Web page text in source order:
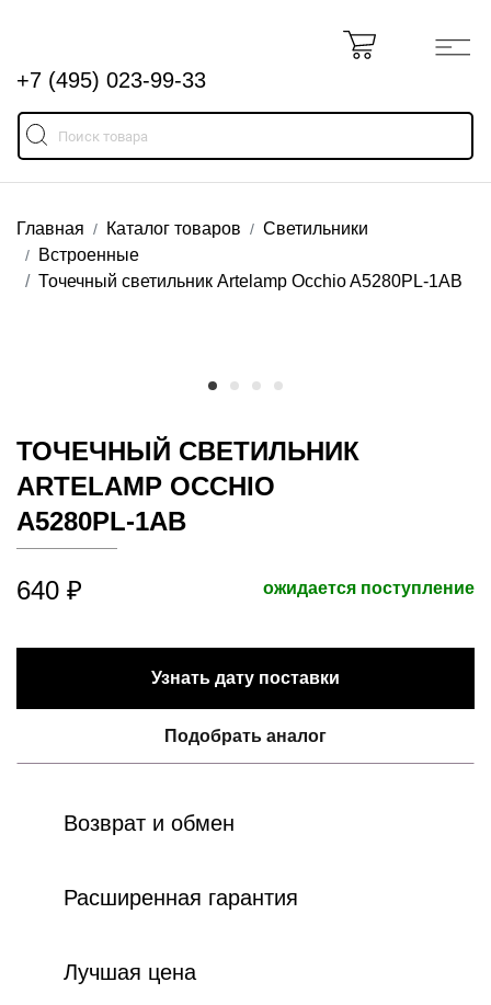
+7 (495) 023-99-33
Главная Каталог товаров
Светильники
Встроенные
Точечный светильник Artelamp Occhio A5280PL-1AB
ТОЧЕЧНЫЙ СВЕТИЛЬНИК
ARTELAMP OCCHIO
A5280PL-1AB
640 ₽ ожидается поступление
Узнать дату поставки
Подобрать аналог
Возврат и обмен
Расширенная гарантия
Лучшая цена